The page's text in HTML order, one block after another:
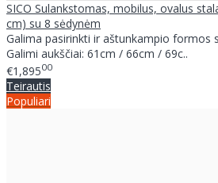
SICO Sulankstomas, mobilus, ovalus
cm) su 8 sėdynėm
Galima pasirinkti ir aštunkampio formos
Galimi aukščiai: 61cm / 66cm / 69c..
€1,89500
Teirautis
Populiari